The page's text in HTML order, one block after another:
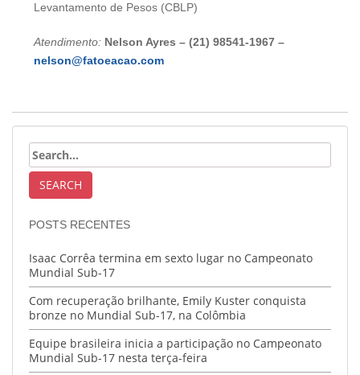
Levantamento de Pesos (CBLP)
Atendimento: Nelson Ayres – (21) 98541-1967 –
nelson@fatoeacao.com
POSTS RECENTES
Isaac Corrêa termina em sexto lugar no Campeonato
Mundial Sub-17
Com recuperação brilhante, Emily Kuster conquista
bronze no Mundial Sub-17, na Colômbia
Equipe brasileira inicia a participação no Campeonato
Mundial Sub-17 nesta terça-feira